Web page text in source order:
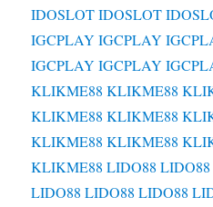
IDOSLOT IDOSLOT
IGCPLAY IGCPLAY
IGCPLAY IGCPLAY
KLIKME88 KLIKME88
KLIKME88 KLIKME88
KLIKME88 KLIKME88
KLIKME88 LIDO88 LIDO88
LIDO88 LIDO88 LIDO88